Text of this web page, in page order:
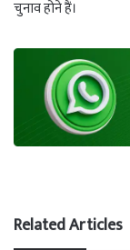
चुनाव होने हैं।
Related Articles